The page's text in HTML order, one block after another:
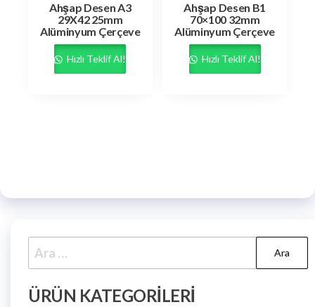
Ahşap Desen A3
29X42 25mm
Alüminyum Çerçeve
Hızlı Teklif Al!
Ahşap Desen B1
70×100 32mm
Alüminyum Çerçeve
Hızlı Teklif Al!
ÜRÜN KATEGORILERI